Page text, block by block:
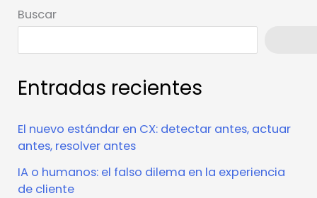
Buscar
Entradas recientes
El nuevo estándar en CX: detectar antes, actuar
antes, resolver antes
IA o humanos: el falso dilema en la experiencia
de cliente